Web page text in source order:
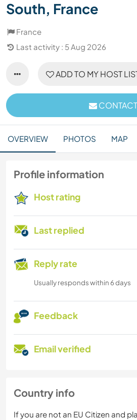
South, France
France
Last activity : 5 Aug 2026
ADD TO MY HOST
CONTACT
OVERVIEW PHOTOS MAP
Profile information
Host rating
Last replied
Reply rate
Usually responds within 6 days
Feedback
Email verified
Country info
If you are not an EU Citizen and